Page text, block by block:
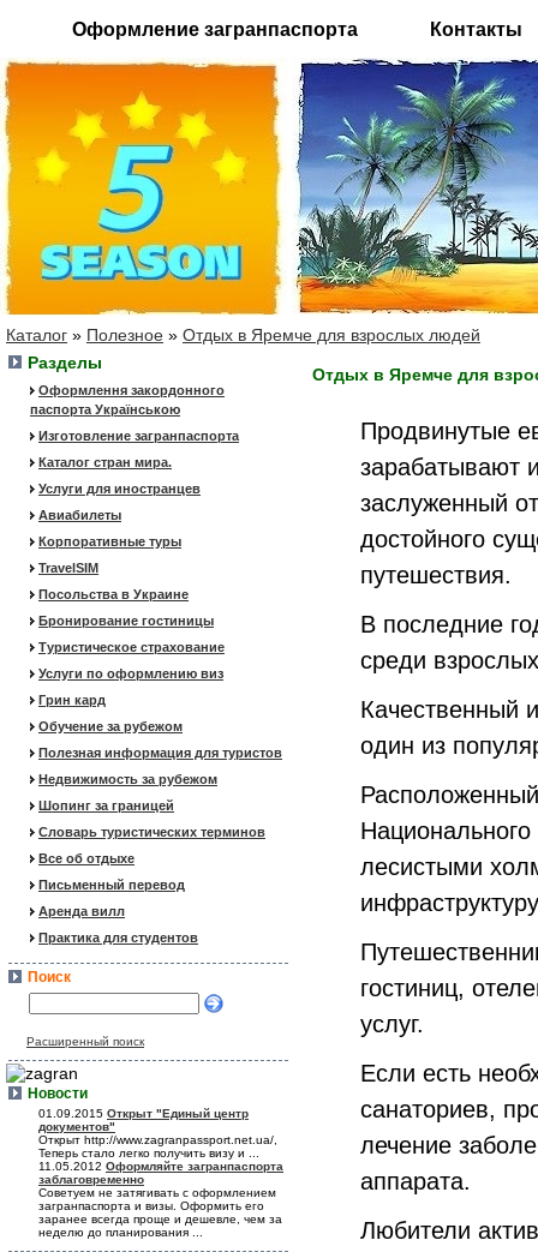
Оформление загранпаспорта Контакты
Каталог » Полезное » Отдых в Яремче для взрослых людей
Разделы
Оформлення закордонного
паспорта Українською
Изготовление загранпаспорта
Каталог стран мира.
Услуги для иностранцев
Авиабилеты
Корпоративные туры
TravelSIM
Посольства в Украине
Бронирование гостиницы
Туристическое страхование
Услуги по оформлению виз
Грин кард
Обучение за рубежом
Полезная информация для туристов
Недвижимость за рубежом
Шопинг за границей
Словарь туристических терминов
Все об отдыхе
Письменный перевод
Аренда вилл
Практика для студентов
Поиск
Расширенный поиск
Новости
01.09.2015 Открыт "Единый центр
документов"
Открыт http://www.zagranpassport.net.ua/,
Теперь стало легко получить визу и ...
11.05.2012 Оформляйте загранпаспорта
заблаговременно
Советуем не затягивать с оформлением
загранпаспорта и визы. Оформить его
заранее всегда проще и дешевле, чем за
неделю до планирования ...
Отдых в Яремче для
Продвинутые
зарабатывают
заслуженный
достойного
путешествия.
В последние
среди
Качественный
один из
лесистыми
гостиниц,
услуг.
Если есть
санаториев,
лечение
аппарата.
Любители